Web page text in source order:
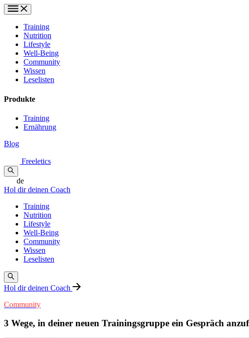
Training
Nutrition
Lifestyle
Well-Being
Community
Wissen
Leselisten
Produkte
Training
Ernährung
Blog
Freeletics
de
Hol dir deinen Coach
Training
Nutrition
Lifestyle
Well-Being
Community
Wissen
Leselisten
Hol dir deinen Coach
Community
3 Wege, in deiner neuen Trainingsgruppe ein Gespräch